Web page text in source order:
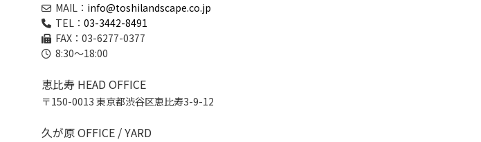
MAIL： info@toshilandscape.co.jp
TEL： 03-3442-8491
FAX：03-6277-0377
8:30～18:00
恵比寿 HEAD OFFICE
〒150-0013 東京都渋谷区恵比寿3-9-12
久が原 OFFICE / YARD